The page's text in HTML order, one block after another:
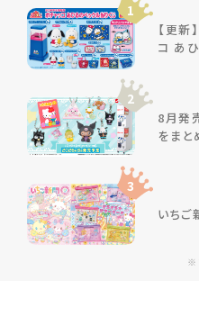
※
1
【更新
コ あひ
2
8月発
をま
3
いちご